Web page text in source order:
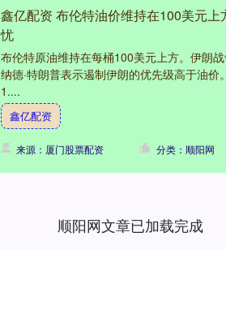
鑫亿配资 布伦特油价维持在100美元
忧
布伦特原油维持在每桶100美元上方。伊朗
纳德·特朗普表示遏制伊朗的优先级高于油
1....
鑫亿配资
来源：厦门股票配资 分类：顺阳网
顺阳网文章已加载完成